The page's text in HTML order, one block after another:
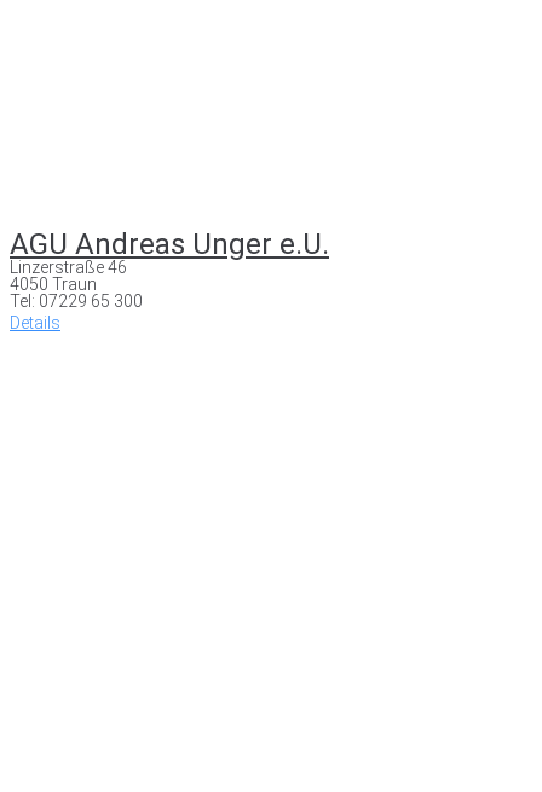
AGU Andreas Unger e.U.
Linzerstraße 46
4050 Traun
Tel: 07229 65 300
Details